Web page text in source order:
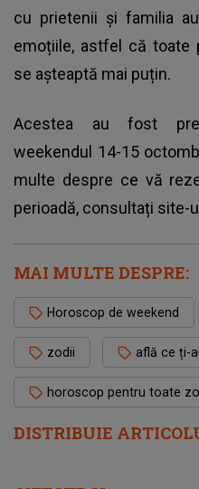
DISTRIBUIE
cu prietenii și familia
emoțiile, astfel că toate
se așteaptă mai puțin.
Acestea au fost
weekendul 14-15
multe despre ce vă
perioadă, consultați site-
MAI MULTE DESPRE:
Horoscop de weekend
zodii află ce ți-
horoscop pentru toate